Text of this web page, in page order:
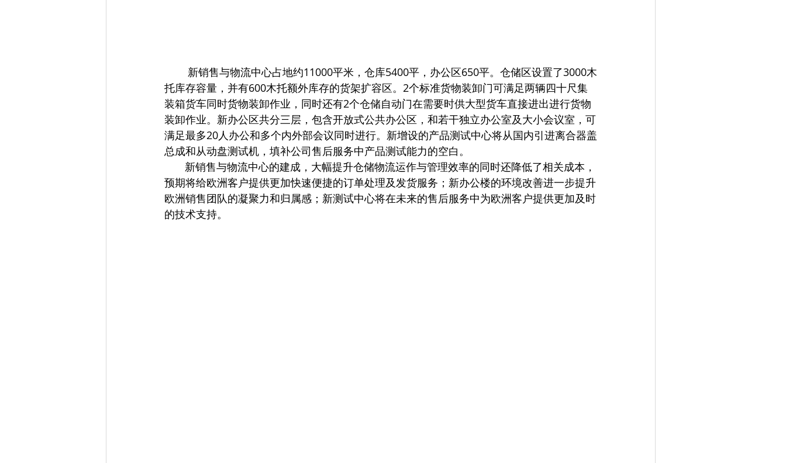
托库存容量，并有600木托额外库存的货架扩容区。2个标准货物装卸门可满足两辆四十尺集
装箱货车同时货物装卸作业，同时还有2个仓储自动门在需要时供大型货车直接进出进行货物
装卸作业。新办公区共分三层，包含开放式公共办公区，和若干独立办公室及大小会议室，可
满足最多20人办公和多个内外部会议同时进行。新增设的产品测试中心将从国内引进离合器盖
总成和从动盘测试机，填补公司售后服务中产品测试能力的空白。
新销售与物流中心的建成，大幅提升仓储物流运作与管理效率的同时还降低了相关成本，
预期将给欧洲客户提供更加快速便捷的订单处理及发货服务；新办公楼的环境改善进一步提升
欧洲销售团队的凝聚力和归属感；新测试中心将在未来的售后服务中为欧洲客户提供更加及时
的技术支持。